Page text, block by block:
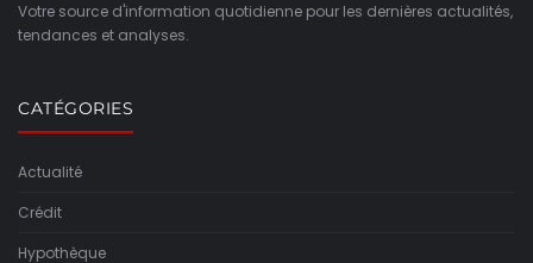
Votre source d'information quotidienne pour les dernières actualités,
tendances et analyses.
CATÉGORIES
Actualité
Crédit
Hypothèque